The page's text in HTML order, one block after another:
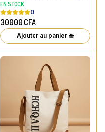
EN STOCK
0
30000 CFA
Ajouter au panier 🧺